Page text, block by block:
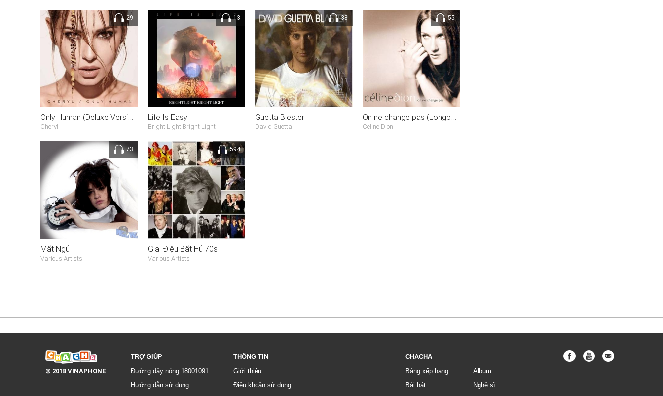
29
Only Human (Deluxe Version)
Cheryl
13
Life Is Easy
Bright Light Bright Light
38
Guetta Blester
David Guetta
55
On ne change pas (Longbook edition) (CD2)
Celine Dion
73
Mất Ngủ
Various Artists
594
Giai Điệu Bất Hủ 70s
Various Artists
© 2018 VINAPHONE
TRỢ GIÚP
Đường dây nóng 18001091
Hướng dẫn sử dụng
THÔNG TIN
Giới thiệu
Điều khoản sử dụng
CHACHA
Bảng xếp hạng
Bài hát
Album
Nghệ sĩ